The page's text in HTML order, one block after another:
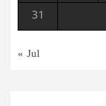
31
« Jul